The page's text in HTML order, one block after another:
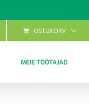
OSTUKORV
MEIE TÖÖTAJAD